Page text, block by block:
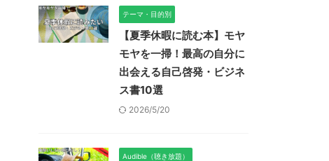
テーマ・目的別
【夏季休暇に読む本】モヤ
モヤを一掃！最高の自分に
出会える自己啓発・ビジネ
ス書10選
2026/5/20
Audible（聴き放題）